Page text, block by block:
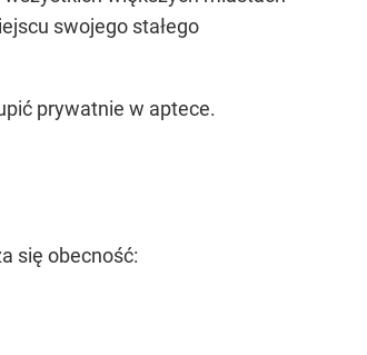
swojego stałego
prywatnie w aptece.
się obecność: